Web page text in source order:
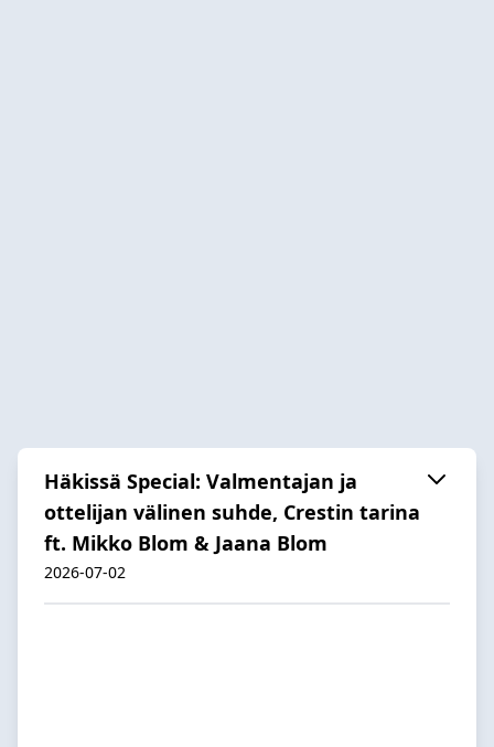
Häkissä Special: Valmentajan ja
ottelijan välinen suhde, Crestin tarina
ft. Mikko Blom & Jaana Blom
2026-07-02